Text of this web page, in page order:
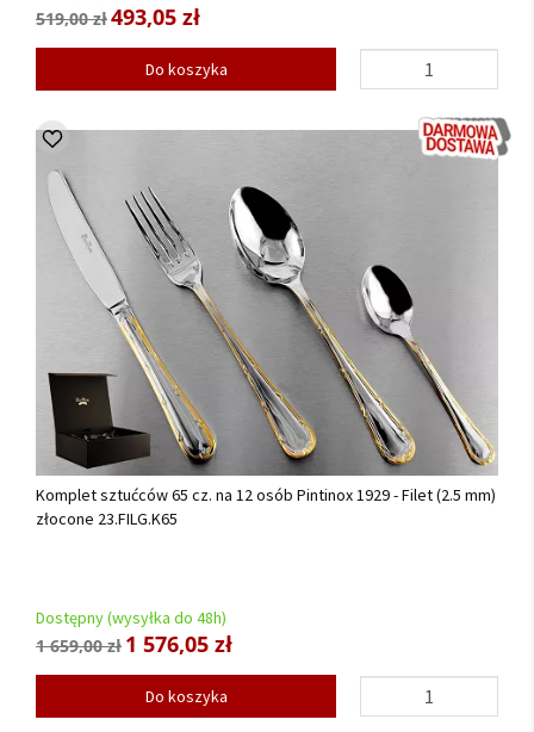
519,00 zł493,05 zł
Do koszyka
Komplet sztućców 65 cz. na 12 osób Pintinox 1929 - Filet (2.5 mm)
złocone 23.FILG.K65
Dostępny (wysyłka do 48h)
1 659,00 zł 1 576,05 zł
Do koszyka